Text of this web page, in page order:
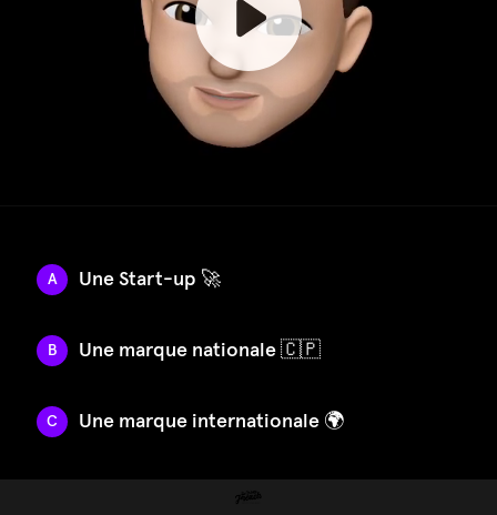
A Une Start-up 🚀
B Une marque nationale 🇨🇵
C Une marque internationale 🌍